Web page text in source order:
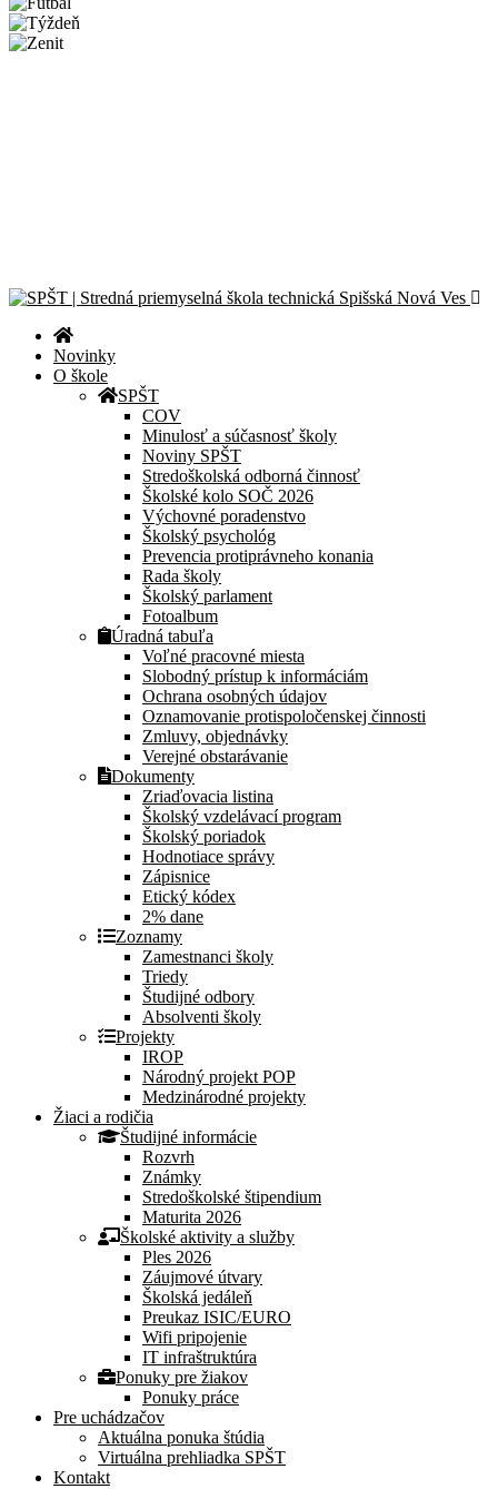
Novinky
O škole
SPŠT
COV
Minulosť a súčasnosť školy
Noviny SPŠT
Stredoškolská odborná činnosť
Školské kolo SOČ 2026
Výchovné poradenstvo
Školský psychológ
Prevencia protiprávneho konania
Rada školy
Školský parlament
Fotoalbum
Úradná tabuľa
Voľné pracovné miesta
Slobodný prístup k informáciám
Ochrana osobných údajov
Oznamovanie protispoločenskej činnosti
Zmluvy, objednávky
Verejné obstarávanie
Dokumenty
Zriaďovacia listina
Školský vzdelávací program
Školský poriadok
Hodnotiace správy
Zápisnice
Etický kódex
2% dane
Zoznamy
Zamestnanci školy
Triedy
Študijné odbory
Absolventi školy
Projekty
IROP
Národný projekt POP
Medzinárodné projekty
Žiaci a rodičia
Študijné informácie
Rozvrh
Známky
Stredoškolské štipendium
Maturita 2026
Školské aktivity a služby
Ples 2026
Záujmové útvary
Školská jedáleň
Preukaz ISIC/EURO
Wifi pripojenie
IT infraštruktúra
Ponuky pre žiakov
Ponuky práce
Pre uchádzačov
Aktuálna ponuka štúdia
Virtuálna prehliadka SPŠT
Kontakt